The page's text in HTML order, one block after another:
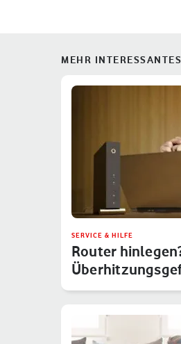
MEHR
SERVICE & HILFE
Router
Du das um…